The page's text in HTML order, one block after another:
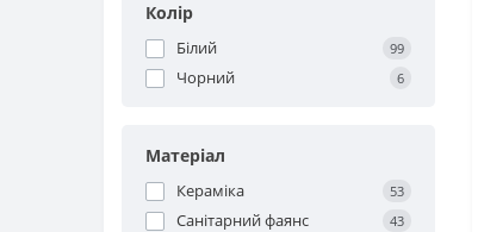
Колір
Білий 99
Чорний 6
Матеріал
Кераміка 53
Санітарний фаянс 43